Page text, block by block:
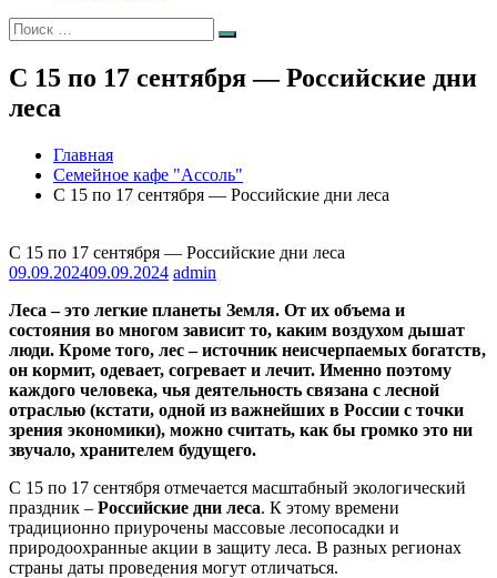
Искать:
Поиск
С 15 по 17 сентября — Российские дни
леса
Главная
Семейное кафе "Ассоль"
С 15 по 17 сентября — Российские дни леса
С 15 по 17 сентября — Российские дни леса
09.09.202409.09.2024 admin
Леса – это легкие планеты Земля. От их объема и
состояния во многом зависит то, каким воздухом дышат
люди. Кроме того, лес – источник неисчерпаемых богатств,
он кормит, одевает, согревает и лечит. Именно поэтому
каждого человека, чья деятельность связана с лесной
отраслью (кстати, одной из важнейших в России с точки
зрения экономики), можно считать, как бы громко это ни
звучало, хранителем будущего.
С 15 по 17 сентября отмечается масштабный экологический
праздник – Российские дни леса. К этому времени
традиционно приурочены массовые лесопосадки и
природоохранные акции в защиту леса. В разных регионах
страны даты проведения могут отличаться.